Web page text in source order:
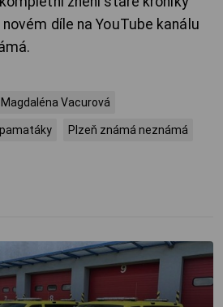
díle na YouTube kanálu
Magdaléna Vacurová
Plzeň známá neznámá